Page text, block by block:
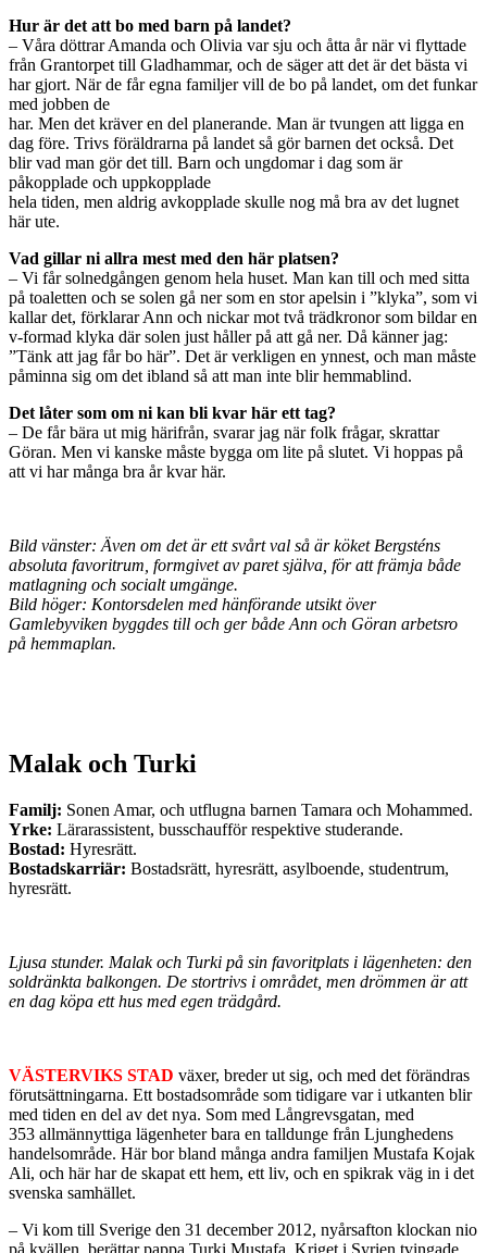
Hur är det att bo med barn på landet?
– Våra döttrar Amanda och Olivia var sju och åtta år när vi flyttade
från Grantorpet till Gladhammar, och de säger att det är det bästa vi
har gjort. När de får egna familjer vill de bo på landet, om det funkar
med jobben de
har. Men det kräver en del planerande. Man är tvungen att ligga en
dag före. Trivs föräldrarna på landet så gör barnen det också. Det
blir vad man gör det till. Barn och ungdomar i dag som är
påkopplade och uppkopplade
hela tiden, men aldrig avkopplade skulle nog må bra av det lugnet
här ute.
Vad gillar ni allra mest med den här platsen?
– Vi får solnedgången genom hela huset. Man kan till och med sitta
på toaletten och se solen gå ner som en stor apelsin i ”klyka”, som vi
kallar det, förklarar Ann och nickar mot två trädkronor som bildar en
v-formad klyka där solen just håller på att gå ner. Då känner jag:
”Tänk att jag får bo här”. Det är verkligen en ynnest, och man måste
påminna sig om det ibland så att man inte blir hemmablind.
Det låter som om ni kan bli kvar här ett tag?
– De får bära ut mig härifrån, svarar jag när folk frågar, skrattar
Göran. Men vi kanske måste bygga om lite på slutet. Vi hoppas på
att vi har många bra år kvar här.
Bild vänster: Även om det är ett svårt val så är köket Bergsténs
absoluta favoritrum, formgivet av paret själva, för att främja både
matlagning och socialt umgänge.
Bild höger: Kontorsdelen med hänförande utsikt över
Gamlebyviken byggdes till och ger både Ann och Göran arbetsro
på hemmaplan.
Malak och Turki
Familj: Sonen Amar, och utflugna barnen Tamara och Mohammed.
Yrke: Lärarassistent, busschaufför respektive studerande.
Bostad: Hyresrätt.
Bostadskarriär: Bostadsrätt, hyresrätt, asylboende, studentrum,
hyresrätt.
Ljusa stunder. Malak och Turki på sin favoritplats i lägenheten: den
soldränkta balkongen. De stortrivs i området, men drömmen är att
en dag köpa ett hus med egen trädgård.
VÄSTERVIKS STAD växer, breder ut sig, och med det förändras
förutsättningarna. Ett bostadsområde som tidigare var i utkanten blir
med tiden en del av det nya. Som med Långrevsgatan, med
353 allmännyttiga lägenheter bara en talldunge från Ljunghedens
handelsområde. Här bor bland många andra familjen Mustafa Kojak
Ali, och här har de skapat ett hem, ett liv, och en spikrak väg in i det
svenska samhället.
– Vi kom till Sverige den 31 december 2012, nyårsafton klockan nio
på kvällen, berättar pappa Turki Mustafa. Kriget i Syrien tvingade